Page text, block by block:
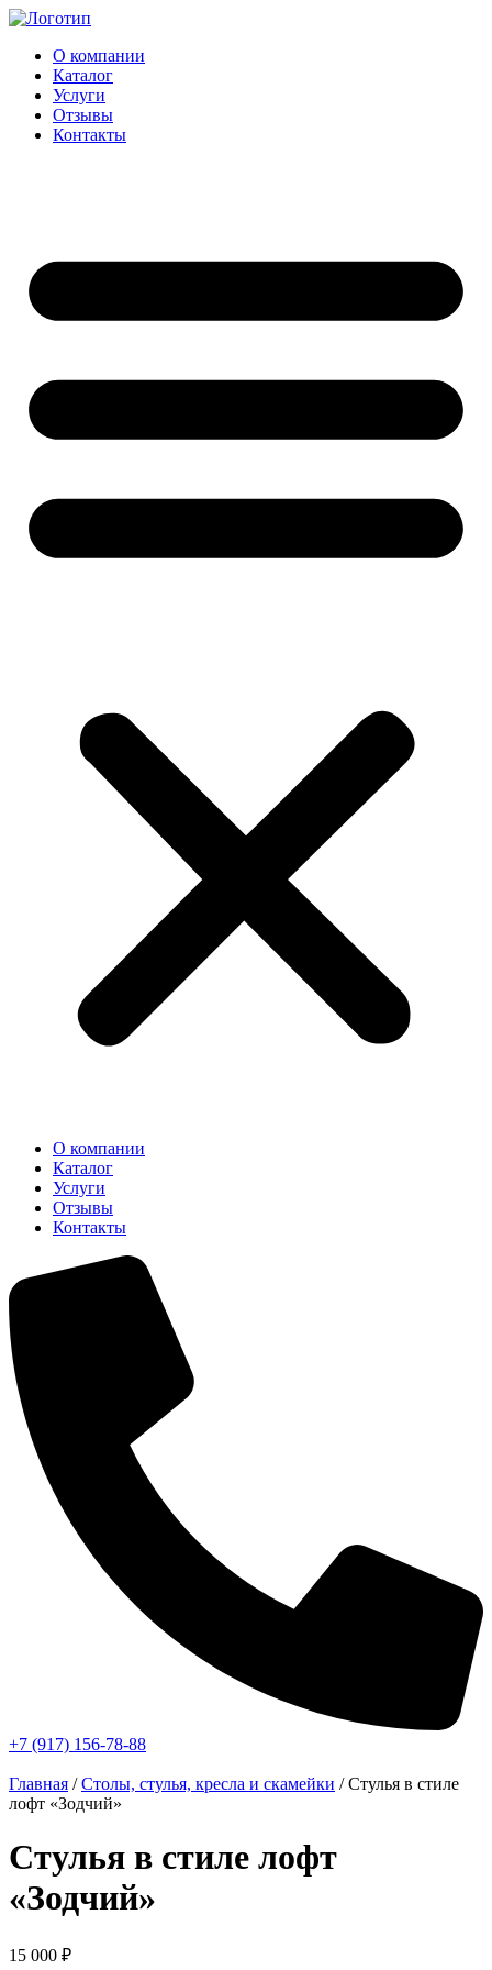
Перейти
содержимому
О компании
Каталог
Услуги
Отзывы
Контакты
О компании
Каталог
Услуги
Отзывы
Контакты
+7 (917) 156-78-88
Главная /Столы, стулья, кресла и скамейки / Стулья в стиле
лофт «Зодчий»
Стулья в стиле лофт
«Зодчий»
15 000 ₽